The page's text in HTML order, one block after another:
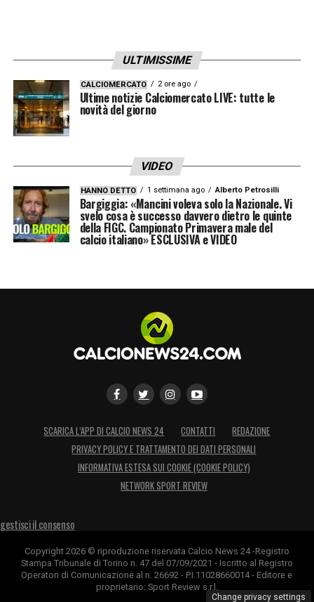
ULTIMISSIME
CALCIOMERCATO 2 ore ago
Ultime notizie Calciomercato LIVE: tutte le
novità del giorno
VIDEO
HANNO DETTO 1 settimana ago Alberto Petrosilli
Bargiggia: «Mancini voleva solo la Nazionale. Vi
svelo cosa è successo davvero dietro le quinte
della FIGC. Campionato Primavera male del
calcio italiano» ESCLUSIVA e VIDEO
SCARICA L’APP DI CALCIO NEWS 24 CONTATTI
REDAZIONE
PRIVACY POLICY E TRATTAMENTO DEI DATI PERSONALI
INFORMATIVA ESTESA SUI COOKIE (COOKIE POLICY)
NETWORK SPORT REVIEW
gestisci il consenso
Copyright 2026 © riproduzione riservata Calcio News 24 -Registro
Stampa Tribunale di Torino n. 47 del 07/09/2021 - Iscritto al Registro
Operatori di Comunicazione al n. 26692 - P.I.11028660014 - Editore e
proprietario: Sport Review s.r.l.
Change privacy settings